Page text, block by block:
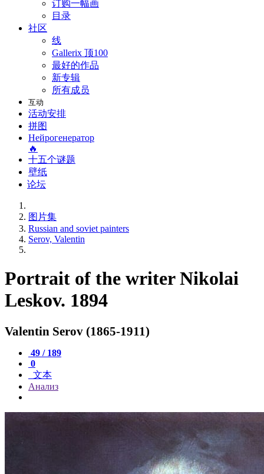
订购一幅画
目录
社区
线
Gallerix 顶100
最好的作品
新专辑
所有成员
互动
活动安排
拼图
Нейрогенератор
🔥
十五个谜题
壁纸
论坛
图片集
Russian and soviet painters
Serov, Valentin
Portrait of the writer Nikolai
Leskov. 1894
Valentin Serov (1865-1911)
49 / 189
0
文本
Анализ